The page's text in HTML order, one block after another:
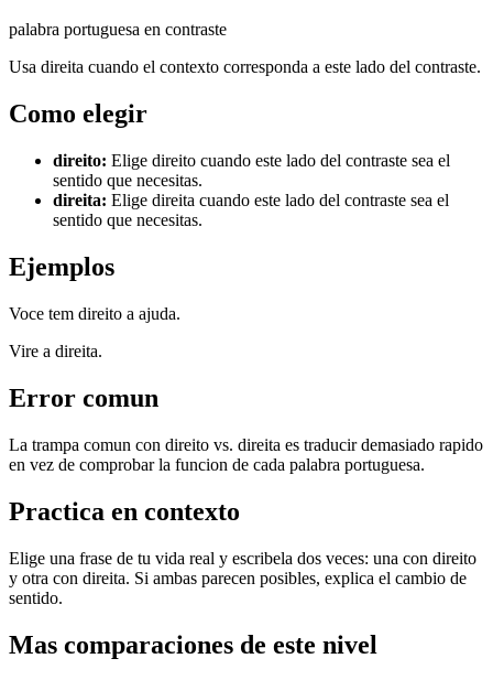
palabra portuguesa en contraste
Usa direita cuando el contexto corresponda a este lado del contraste.
Como elegir
direito: Elige direito cuando este lado del contraste sea el
sentido que necesitas.
direita: Elige direita cuando este lado del contraste sea el
sentido que necesitas.
Ejemplos
Voce tem direito a ajuda.
Vire a direita.
Error comun
La trampa comun con direito vs. direita es traducir demasiado rapido
en vez de comprobar la funcion de cada palabra portuguesa.
Practica en contexto
Elige una frase de tu vida real y escribela dos veces: una con direito
y otra con direita. Si ambas parecen posibles, explica el cambio de
sentido.
Mas comparaciones de este nivel